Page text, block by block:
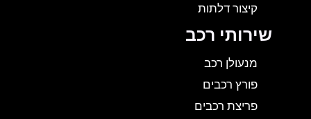
קיצור דלתות
שירותי רכב
מנעולן רכב
פורץ רכבים
פריצת רכבים